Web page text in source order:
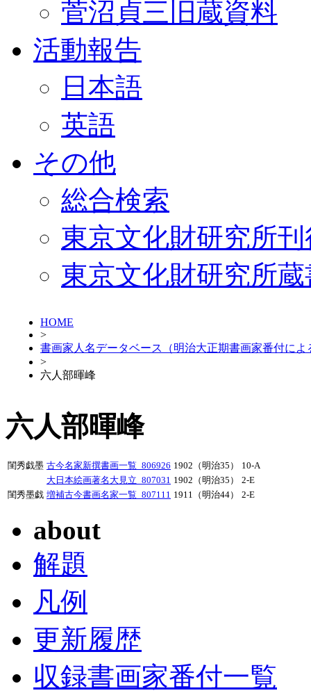
菅沼貞三旧蔵資料
活動報告
日本語
英語
その他
総合検索
東京文化財研究所
東京文化財研究所
HOME
>
書画家人名データベース（明治大正期書画家番付によ
>
六人部暉峰
六人部暉峰
閨秀戯墨 古今名家新撰書画一覧_806926 1902（明治35）
10-A
大日本絵画著名大見立_807031 1902（明治35）
2-E
閨秀墨戯 増補古今書画名家一覧_807111 1911（明治44） 2-E
about
解題
凡例
更新履歴
収録書画家番付一覧